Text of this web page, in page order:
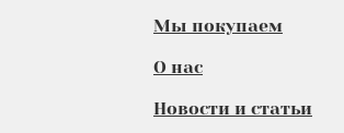
Мы покупаем
О нас
Новости и статьи